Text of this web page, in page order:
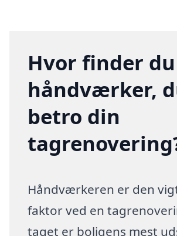
Hvor finder
håndværker,
betro din
Håndværkeren er den
faktor ved en
taget er boligens mest